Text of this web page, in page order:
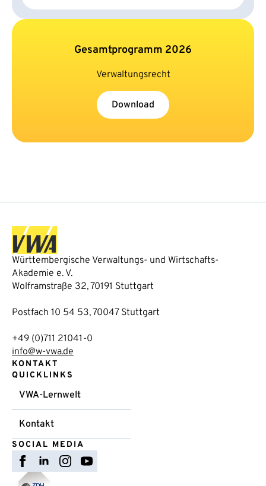
Gesamtprogramm 2026
Verwaltungsrecht
Download
Württembergische Verwaltungs- und Wirtschafts-
Akademie e. V.
Wolframstraße 32, 70191 Stuttgart
Postfach 10 54 53, 70047 Stuttgart
+49 (0)711 21041-0
info@w-vwa.de
KONTAKT
QUICKLINKS
VWA-Lernwelt
Kontakt
SOCIAL MEDIA